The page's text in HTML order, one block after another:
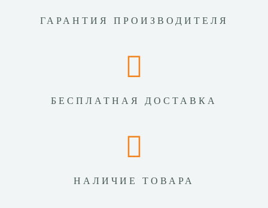
ГАРАНТИЯ ПРОИЗВОДИТЕЛЯ
БЕСПЛАТНАЯ ДОСТАВКА
НАЛИЧИЕ ТОВАРА